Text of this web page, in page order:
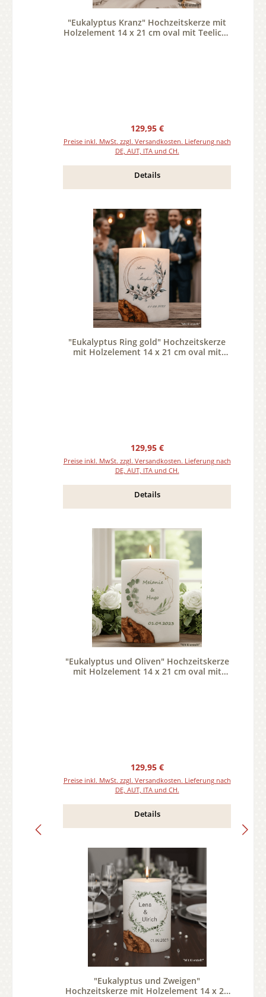
"Eukalyptus Kranz" Hochzeitskerze mit
Holzelement 14 x 21 cm oval mit Teelicht
Regulärer Preis:
129,95 €
Preise inkl. MwSt. zzgl. Versandkosten. Lieferung nach
DE, AUT, ITA und CH.
Details
"Eukalyptus Ring gold" Hochzeitskerze
mit Holzelement 14 x 21 cm oval mit
Regulärer Preis:
129,95 €
Preise inkl. MwSt. zzgl. Versandkosten. Lieferung nach
DE, AUT, ITA und CH.
Details
"Eukalyptus und Oliven" Hochzeitskerze
mit Holzelement 14 x 21 cm oval mit
Regulärer Preis:
129,95 €
Preise inkl. MwSt. zzgl. Versandkosten. Lieferung nach
DE, AUT, ITA und CH.
Details
"Eukalyptus und Zweigen"
Hochzeitskerze mit Holzelement 14 x 21